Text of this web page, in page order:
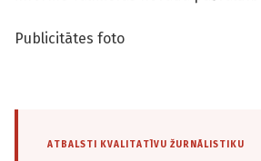
Publicitātes foto
ATBALSTI KVALITATĪVU ŽURNĀLISTIKU